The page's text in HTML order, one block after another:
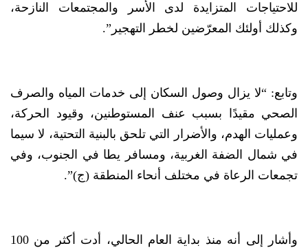
للاحتياجات المتزايدة لدى الأسر والمجتمعات النازحة،
وكذلك أولئك المعرّضين لخطر التهجير”.
وتابع: “لا يزال وصول السكان إلى خدمات المياه والصرف
الصحي مقيدًا بسبب عنف المستوطنين، وقيود الحركة،
وعمليات الهدم، والأضرار التي تلحق بالبنية التحتية، لا سيما
في شمال الضفة الغربية، ومسافر يطا في الجنوب، وفي
تجمعات الرعاة في مختلف أنحاء المنطقة (ج)”.
وأشار إلى أنه منذ بداية العام الحالي، أدت أكثر من 100